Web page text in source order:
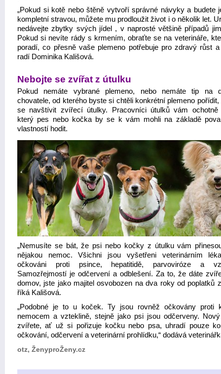
„Pokud si kotě nebo štěně vytvoří správné návyky a budete
kompletní stravou, můžete mu prodloužit život i o několik let.
nedávejte zbytky svých jídel , v naprosté většině případů
Pokud si nevíte rády s krmením, obraťte se na veterináře,
poradí, co přesně vaše plemeno potřebuje pro zdravý růst a
radí Dominika Kališová.
Nebojte se zvířat z útulku
Pokud nemáte vybrané plemeno, nebo nemáte tip na
chovatele, od kterého byste si chtěli konkrétní plemeno pořídit,
se navštívit zvířecí útulky. Pracovníci útulků vám ochotně
který pes nebo kočka by se k vám mohli na základě
vlastností hodit.
„Nemusíte se bát, že psi nebo kočky z útulku vám
nějakou nemoc. Všichni jsou vyšetřeni veterinárním
očkováni proti psince, hepatitidě, parvoviróze a
Samozřejmostí je odčervení a odblešení. Za to, že dáte
domov, jste jako majitel osvobozen na dva roky od poplatků
říká Kališová.
„Podobné je to u koček. Ty jsou rovněž očkovány proti
nemocem a vzteklině, stejně jako psi jsou odčerveny.
zvířete, ať už si pořizuje kočku nebo psa, uhradí pouze
očkování, odčervení a veterinární prohlídku,“ dodává
otz, ŽenyproŽeny.cz